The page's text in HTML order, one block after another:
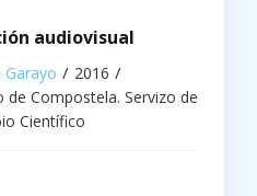
audiovisual
Garayo
2016
de Compostela. Servizo de
Científico